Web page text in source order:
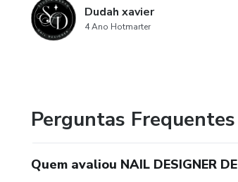
- Molde F1
Dudah xavier
4 Ano Hotmarter
Perguntas Frequentes
Quem avaliou NAIL DESIGNER